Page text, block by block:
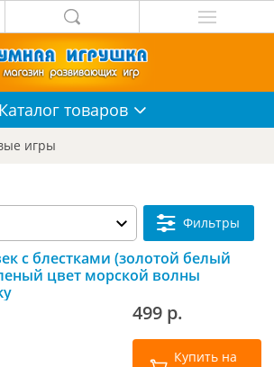
Каталог товаров
игры
Фильтры
с блестками (золотой белый
цвет морской волны
499 р.
Купить на